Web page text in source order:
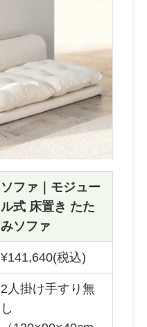
ソファ｜モジュー
ル式 床置き たた
みソファ
¥141,640(税込)
2人掛け手すり無
し